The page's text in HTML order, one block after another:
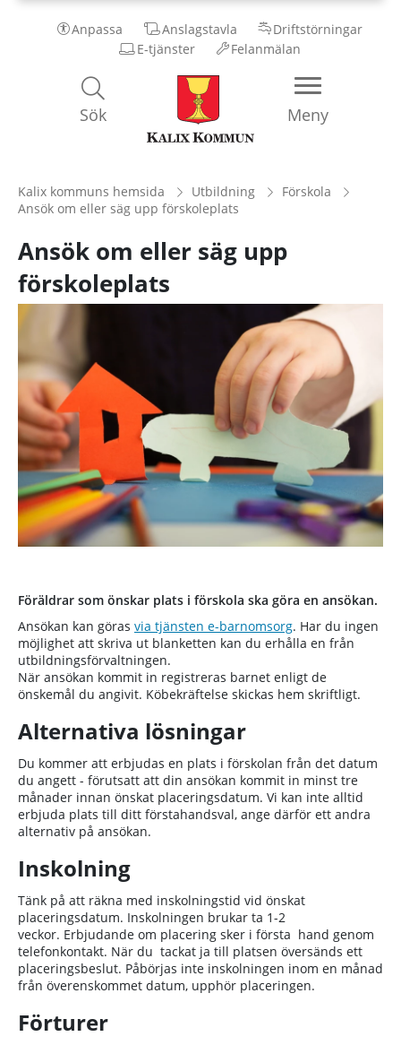
Anpassa Anslagstavla
Driftstörningar
E-tjänster
Felanmälan
Kalix
Kommun
Meny
Sök
Kalix kommuns hemsida Utbildning
Förskola
Ansök om eller säg upp förskoleplats
Ansök om eller säg upp
förskoleplats
Föräldrar som önskar plats i förskola ska göra en ansökan.
Ansökan kan göras via tjänsten e-barnomsorg. Har du ingen
möjlighet att skriva ut blanketten kan du erhålla en från
utbildningsförvaltningen.
När ansökan kommit in registreras barnet enligt de
önskemål du angivit. Köbekräftelse skickas hem skriftligt.
Alternativa lösningar
Du kommer att erbjudas en plats i förskolan från det datum
du angett - förutsatt att din ansökan kommit in minst tre
månader innan önskat placeringsdatum. Vi kan inte alltid
erbjuda plats till ditt förstahandsval, ange därför ett andra
alternativ på ansökan.
Inskolning
Tänk på att räkna med inskolningstid vid önskat
placeringsdatum. Inskolningen brukar ta 1-2
veckor. Erbjudande om placering sker i första hand genom
telefonkontakt. När du tackat ja till platsen översänds ett
placeringsbeslut. Påbörjas inte inskolningen inom en månad
från överenskommet datum, upphör placeringen.
Förturer